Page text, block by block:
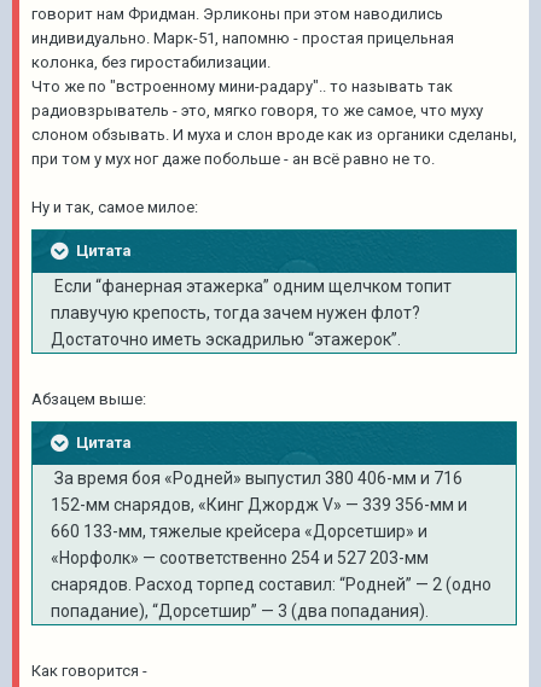
говорит нам Фридман. Эрликоны при этом наводились
индивидуально. Марк-51, напомню - простая прицельная
колонка, без гиростабилизации.
Что же по "встроенному мини-радару".. то называть так
радиовзрыватель - это, мягко говоря, то же самое, что муху
слоном обзывать. И муха и слон вроде как из органики сделаны,
при том у мух ног даже побольше - ан всё равно не то.
Ну и так, самое милое:
Цитата
Если “фанерная этажерка” одним щелчком топит
плавучую крепость, тогда зачем нужен флот?
Достаточно иметь эскадрилью “этажерок”.
Абзацем выше:
Цитата
За время боя «Родней» выпустил 380 406-мм и 716
152-мм снарядов, «Кинг Джордж V» — 339 356-мм и
660 133-мм, тяжелые крейсера «Дорсетшир» и
«Норфолк» — соответственно 254 и 527 203-мм
снарядов. Расход торпед составил: “Родней” — 2 (одно
попадание), “Дорсетшир” — 3 (два попадания).
Как говорится -